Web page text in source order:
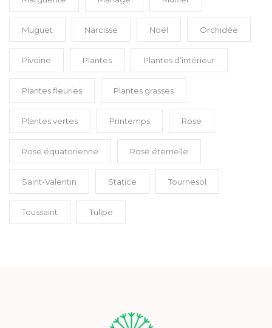
Muguet Narcisse Noël Orchidée
Pivoine Plantes Plantes d’intérieur
Plantes fleuries Plantes grasses
Plantes vertes Printemps Rose
Rose équatorienne Rose éternelle
Saint-Valentin Statice Tournesol
Toussaint Tulipe